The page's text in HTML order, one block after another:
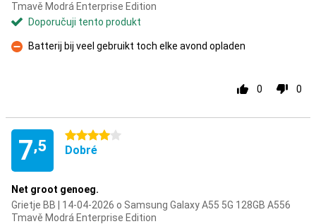
Tmavě Modrá Enterprise Edition
Doporučuji tento produkt
Proti
Batterij bij veel gebruikt toch elke avond opladen
0 0
7,5
4 hvězdičky
Dobré
Net groot genoeg.
Grietje BB | 14-04-2026 o Samsung Galaxy A55 5G 128GB A556
Tmavě Modrá Enterprise Edition